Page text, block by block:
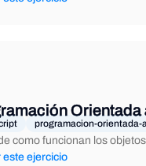
programacion-orientada-
como funcionan los
este ejercicio